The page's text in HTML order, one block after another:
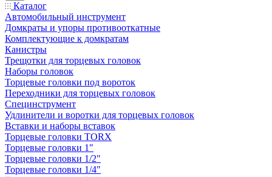
Каталог
Автомобильный инструмент
Домкраты и упоры противооткатные
Комплектующие к домкратам
Канистры
Трещотки для торцевых головок
Наборы головок
Торцевые головки под вороток
Переходники для торцевых головок
Специнструмент
Удлинители и воротки для торцевых головок
Вставки и наборы вставок
Торцевые головки TORX
Торцевые головки 1"
Торцевые головки 1/2"
Торцевые головки 1/4"